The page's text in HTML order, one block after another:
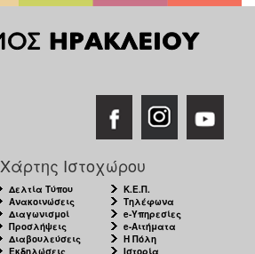
Χάρτης Ιστοχώρου
Δελτία Τύπου
Ανακοινώσεις
Διαγωνισμοί
Προσλήψεις
Διαβουλεύσεις
Εκδηλώσεις
Κ.Ε.Π.
Τηλέφωνα
e-Υπηρεσίες
e-Αιτήματα
Η Πόλη
Ιστορία